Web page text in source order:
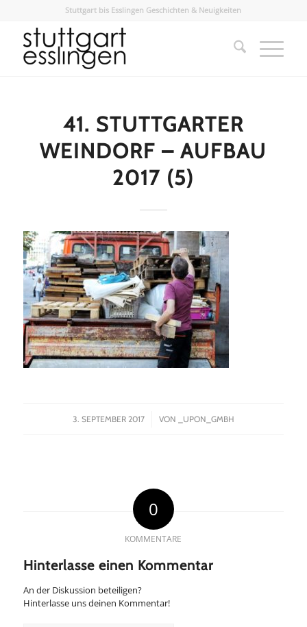
Stuttgart bis Esslingen Geschichten & Neuigkeiten
41. STUTTGARTER
WEINDORF – AUFBAU
2017 (5)
3. SEPTEMBER 2017
/ VON _UPON_GMBH
0
KOMMENTARE
Hinterlasse einen Kommentar
An der Diskussion beteiligen?
Hinterlasse uns deinen Kommentar!